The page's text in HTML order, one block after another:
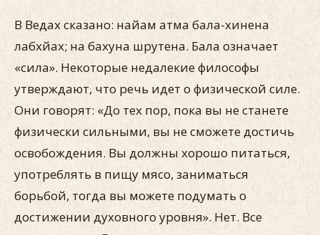
В Ведах сказано: найам атма бала-хинена
лабхйах; на бахуна шрутена. Бала означает
«сила». Некоторые недалекие философы
утверждают, что речь идет о физической силе.
Они говорят: «До тех пор, пока вы не станете
физически сильными, вы не сможете достичь
освобождения. Вы должны хорошо питаться,
употреблять в пищу мясо, заниматься
борьбой, тогда вы можете подумать о
достижении духовного уровня». Нет. Все